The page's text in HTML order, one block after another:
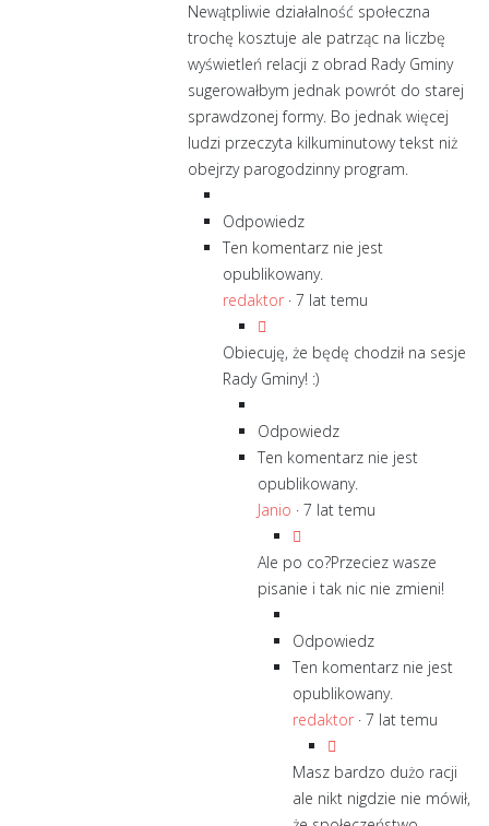
Newątpliwie działalność społeczna
trochę kosztuje ale patrząc na liczbę
wyświetleń relacji z obrad Rady Gminy
sugerowałbym jednak powrót do starej
sprawdzonej formy. Bo jednak więcej
ludzi przeczyta kilkuminutowy tekst niż
obejrzy parogodzinny program.
Odpowiedz
Ten komentarz nie jest
opublikowany.
redaktor · 7 lat temu
Obiecuję, że będę chodził na sesje
Rady Gminy! :)
Odpowiedz
Ten komentarz nie jest
opublikowany.
Janio · 7 lat temu
Ale po co?Przeciez wasze
pisanie i tak nic nie zmieni!
Odpowiedz
Ten komentarz nie jest
opublikowany.
redaktor · 7 lat temu
Masz bardzo dużo racji
ale nikt nigdzie nie mówił,